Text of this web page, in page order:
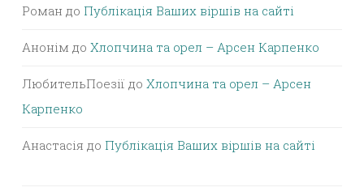
Роман до Публікація Ваших віршів на сайті
Анонім до Хлопчина та орел – Арсен Карпенко
ЛюбительПоезії до Хлопчина та орел – Арсен
Карпенко
Анастасія до Публікація Ваших віршів на сайті